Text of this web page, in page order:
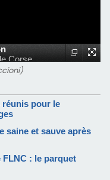
Corse
pompiers
réunis pour le
saine et sauve après
: le parquet